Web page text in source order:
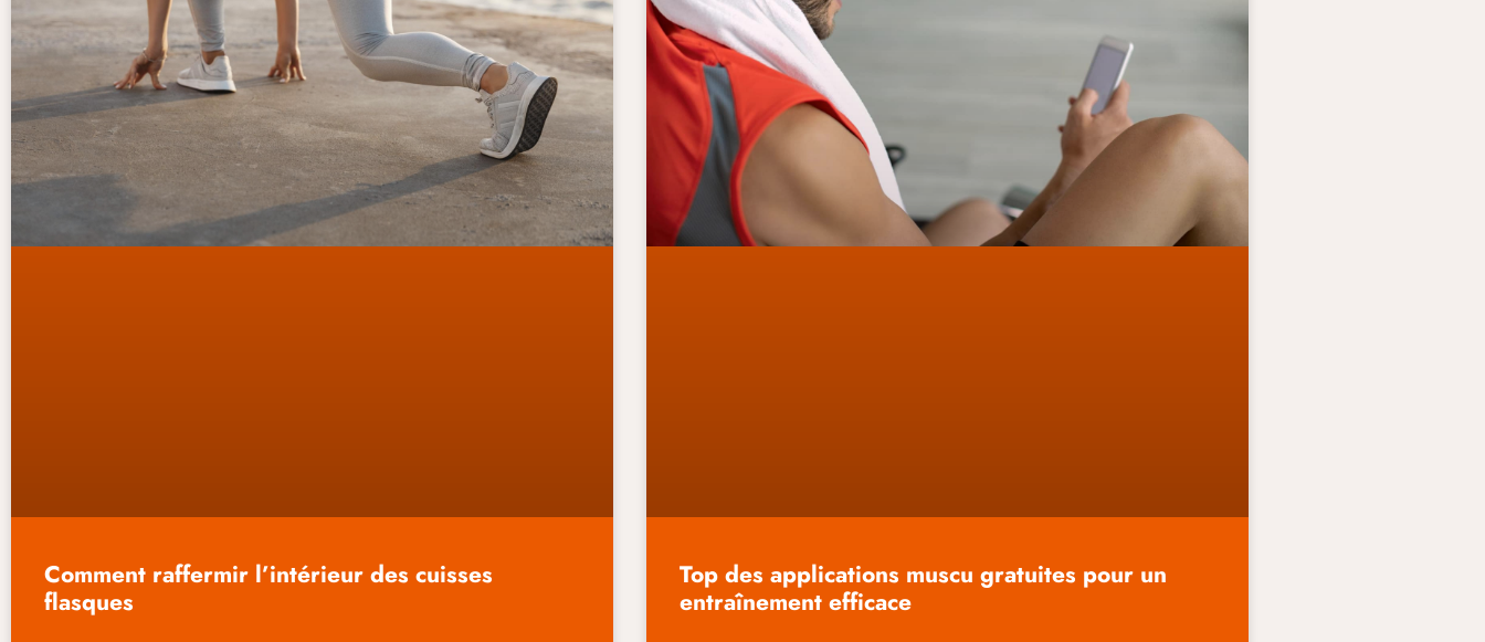
Comment raffermir l’intérieur des cuisses
flasques
Top des applications muscu gratuites pour un
entraînement efficace